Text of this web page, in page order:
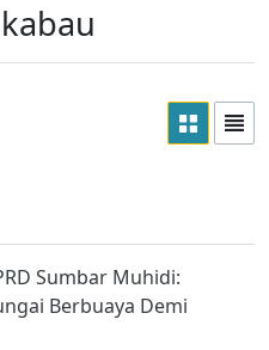
Sumbar Muhidi:
Berbuaya Demi
Orang Tua